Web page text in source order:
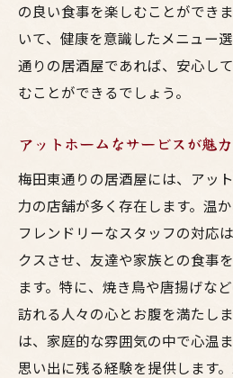
の良い食事を楽しむことができ
いて、健康を意識したメニュー
通りの居酒屋であれば、安心し
むことができるでしょう。
アットホームなサービスが魅
梅田東通りの居酒屋には、アッ
力の店舗が多く存在します。温
フレンドリーなスタッフの対応
クスさせ、友達や家族との食事
ます。特に、焼き鳥や唐揚げな
訪れる人々の心とお腹を満たし
は、家庭的な雰囲気の中で心温
思い出に残る経験を提供します